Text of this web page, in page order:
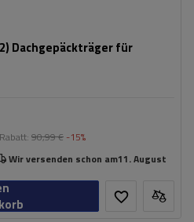
Dachgepäckträger für
90,99 € -15%
Wir versenden schon am11. August